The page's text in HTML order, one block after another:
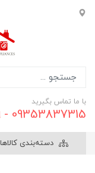
با ما تماس بگیرید
09353837315 - 09174049199
دسته‌بندی کالاها